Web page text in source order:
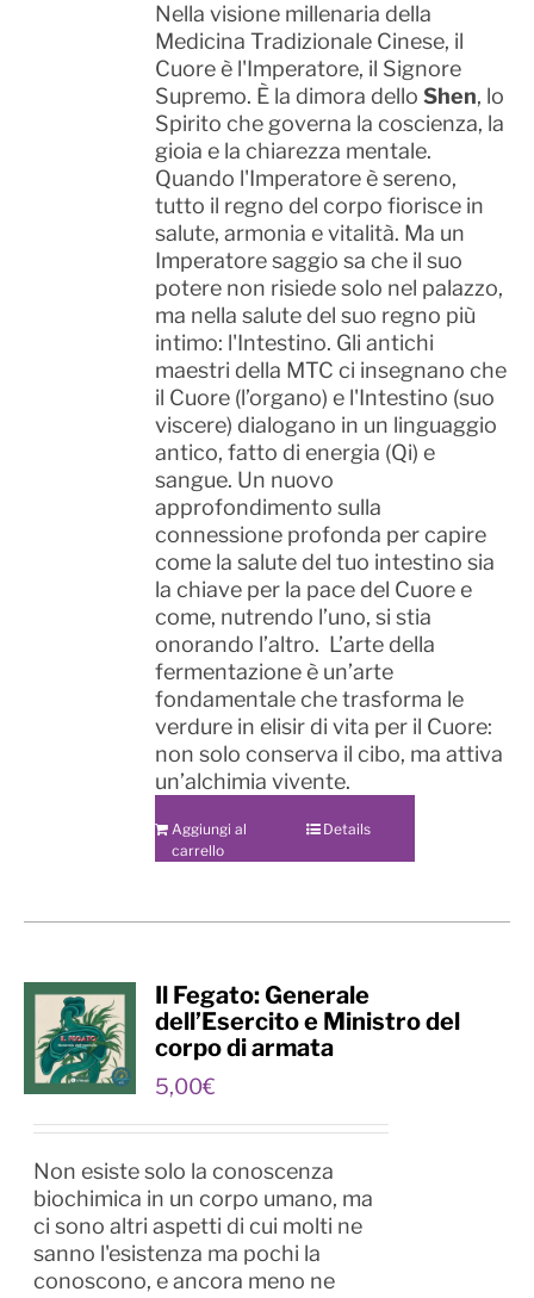
Nella visione millenaria della
Medicina Tradizionale Cinese, il
Cuore è l'Imperatore, il Signore
Supremo. È la dimora delloShen, lo
Spirito che governa la coscienza, la
gioia e la chiarezza mentale.
Quando l'Imperatore è sereno,
tutto il regno del corpo fiorisce in
salute, armonia e vitalità. Ma un
Imperatore saggio sa che il suo
potere non risiede solo nel palazzo,
ma nella salute del suo regno più
intimo: l'Intestino. Gli antichi
maestri della MTC ci insegnano che
il Cuore (l’organo) e l'Intestino (suo
viscere) dialogano in un linguaggio
antico, fatto di energia (Qi) e
sangue. Un nuovo
approfondimento sulla
connessione profonda per capire
come la salute del tuo intestino sia
la chiave per la pace del Cuore e
come, nutrendo l’uno, si stia
onorando l’altro. L’arte della
fermentazione è un’arte
fondamentale che trasforma le
verdure in elisir di vita per il Cuore:
non solo conserva il cibo, ma attiva
un’alchimia vivente.
Aggiungi al
carrello
Details
Il Fegato: Generale
dell’Esercito e Ministro del
corpo di armata
5,00€
Non esiste solo la conoscenza
biochimica in un corpo umano, ma
ci sono altri aspetti di cui molti ne
sanno l'esistenza ma pochi la
conoscono, e ancora meno ne